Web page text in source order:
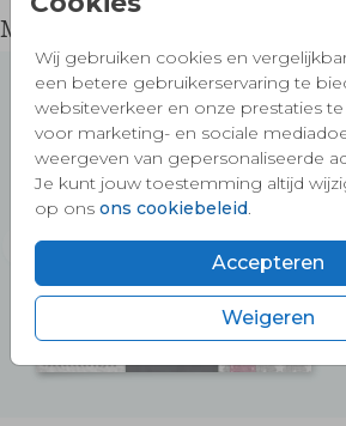
Wij gebruiken cookies en
een betere gebruikerservaring te
websiteverkeer en onze prestaties te
voor marketing- en sociale
weergeven van gepersonaliseerde
Je kunt jouw toestemming altijd
op ons ons cookiebeleid.
Accepteren
Weigeren
Enveloppen vooraf
Misschien vind je dit ook mooi 🧡